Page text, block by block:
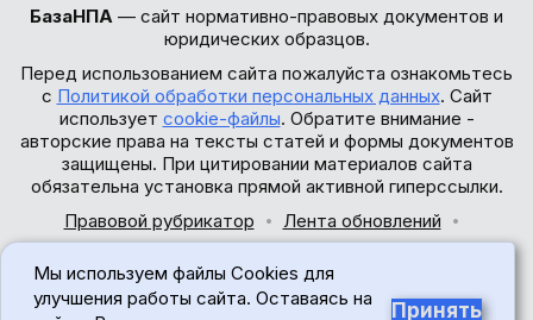
БазаНПА — сайт нормативно-правовых документов и
юридических образцов.
Перед использованием сайта пожалуйста ознакомьтесь
с Политикой обработки персональных данных. Сайт
использует cookie-файлы. Обратите внимание -
авторские права на тексты статей и формы документов
защищены. При цитировании материалов сайта
обязательна установка прямой активной гиперссылки.
Правовой рубрикатор
Лента обновлений
© 2017-2026
Мы используем файлы Cookies для
улучшения работы сайта. Оставаясь на
Принять